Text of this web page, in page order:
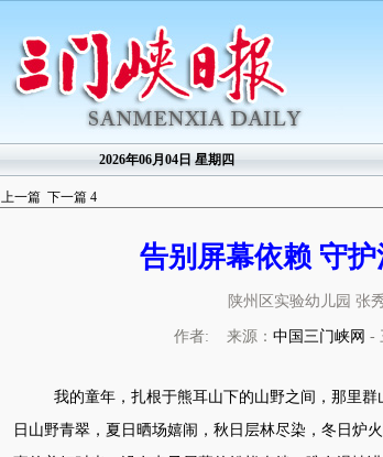
2026年06月04日 星期四
上一篇 下一篇 4
告别屏幕依赖 守
陕州区实验幼儿园 张
作者: 来源： 中国三门峡网 -
我的童年，扎根于熊耳山下的山野之间，那里群
日山野青翠，夏日晒场嬉闹，秋日层林尽染，冬日炉